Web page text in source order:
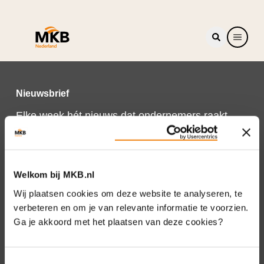
Welkom bij MKB.nl
Wij plaatsen cookies om deze website te analyseren, te
verbeteren en om je van relevante informatie te voorzien.
Ga je akkoord met het plaatsen van deze cookies?
Nieuwsbrief
Elke week hét nieuws dat ondernemers raakt.
Schrijf je nu in voor de MKB-Nederland
nieuwsbrief.
Schrijf je in
Direct naar
Over ons